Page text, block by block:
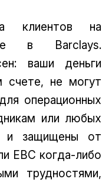
клиентов на
в Barclays.
ваши деньги
счете, не могут
операционных
или любых
и защищены от
EBC когда-либо
трудностями,